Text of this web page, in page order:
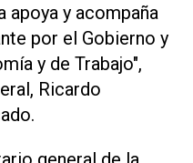
apoya y acompaña
por el Gobierno y
y de Trabajo",
Ricardo